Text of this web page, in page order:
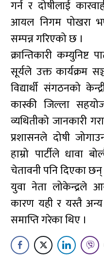
गर्न र दोषीलाई
आयल निगम पोखरा
सम्पन्न गरिएको छ ।
क्रान्तिकारी कम्युनिष्ट
सूर्यले उक्त कार्यक्रम
विद्यार्थी संगठनको
कास्की जिल्ला
व्यथितीको जानकारी
प्रशासनले दोषी
हाम्रो पार्टीले धावा
चेतावनी पनि दिएका छन्
युवा नेता लोकेन्द्रले
कारण यही र यस्तै
समाप्ति गरेका थिए ।